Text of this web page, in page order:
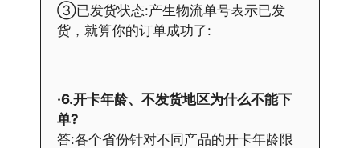
③已发货状态:产生物流单号表示已发
货，就算你的订单成功了:
·6.开卡年龄、不发货地区为什么不能下
单?
答:各个省份针对不同产品的开卡年龄限